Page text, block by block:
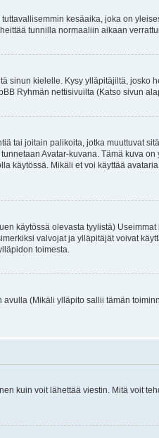
kesäaika, joka on
tunnilla normaaliin aikaan
sinun kielelle. Kysy ylläpitäjiltä, josko
Ryhmän nettisivuilta (Katso sivun
tai joitain palikoita, jotka muuttuvat
Avatar-kuvana. Tämä kuva
käytössä. Mikäli et voi käyttää
käytössä olevasta tyylistä)
valvojat ja ylläpitäjät voivat
toimesta.
(Mikäli ylläpito sallii tämän
kuin voit lähettää viestin. Mitä voit